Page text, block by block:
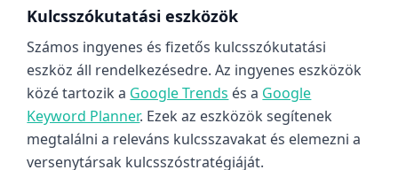
Kulcsszókutatási eszközök
Számos ingyenes és fizetős kulcsszókutatási
eszköz áll rendelkezésedre. Az ingyenes eszközök
közé tartozik a Google Trends és a Google
Keyword Planner. Ezek az eszközök segítenek
megtalálni a releváns kulcsszavakat és elemezni a
versenytársak kulcsszóstratégiáját.